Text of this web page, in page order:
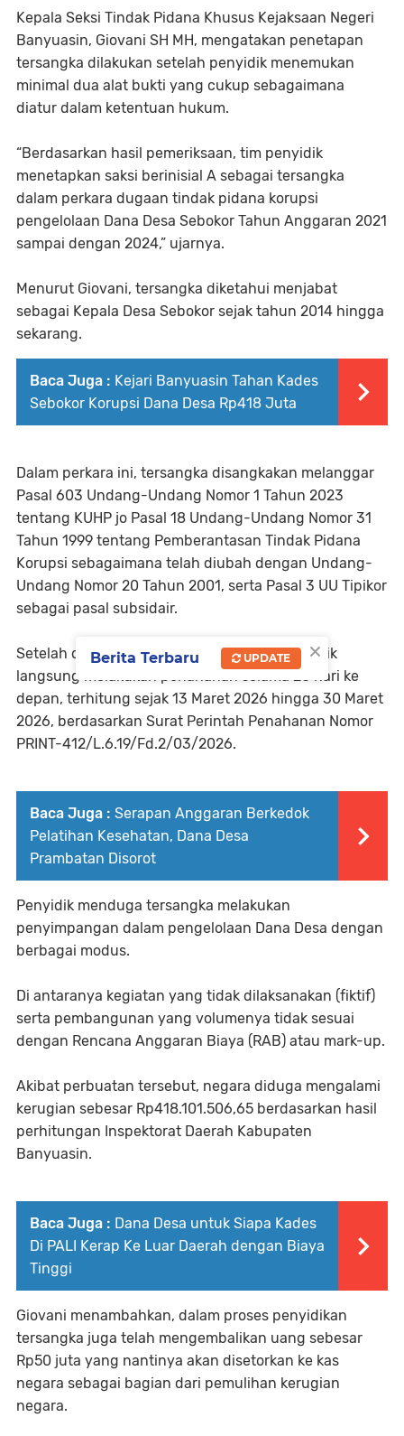
Kepala Seksi Tindak Pidana Khusus Kejaksaan Negeri
Banyuasin, Giovani SH MH, mengatakan penetapan
tersangka dilakukan setelah penyidik menemukan
minimal dua alat bukti yang cukup sebagaimana
diatur dalam ketentuan hukum.
“Berdasarkan hasil pemeriksaan, tim penyidik
menetapkan saksi berinisial A sebagai tersangka
dalam perkara dugaan tindak pidana korupsi
pengelolaan Dana Desa Sebokor Tahun Anggaran 2021
sampai dengan 2024,” ujarnya.
Menurut Giovani, tersangka diketahui menjabat
sebagai Kepala Desa Sebokor sejak tahun 2014 hingga
sekarang.
Baca Juga : Kejari Banyuasin Tahan Kades
Sebokor Korupsi Dana Desa Rp418 Juta
Dalam perkara ini, tersangka disangkakan melanggar
Pasal 603 Undang-Undang Nomor 1 Tahun 2023
tentang KUHP jo Pasal 18 Undang-Undang Nomor 31
Tahun 1999 tentang Pemberantasan Tindak Pidana
Korupsi sebagaimana telah diubah dengan Undang-
Undang Nomor 20 Tahun 2001, serta Pasal 3 UU Tipikor
sebagai pasal subsidair.
Setelah ditetapkan sebagai tersangka, penyidik
langsung melakukan penahanan selama 20 hari ke
depan, terhitung sejak 13 Maret 2026 hingga 30 Maret
2026, berdasarkan Surat Perintah Penahanan Nomor
PRINT-412/L.6.19/Fd.2/03/2026.
Baca Juga : Serapan Anggaran Berkedok
Pelatihan Kesehatan, Dana Desa
Prambatan Disorot
Penyidik menduga tersangka melakukan
penyimpangan dalam pengelolaan Dana Desa dengan
berbagai modus.
Di antaranya kegiatan yang tidak dilaksanakan (fiktif)
serta pembangunan yang volumenya tidak sesuai
dengan Rencana Anggaran Biaya (RAB) atau mark-up.
Akibat perbuatan tersebut, negara diduga mengalami
kerugian sebesar Rp418.101.506,65 berdasarkan hasil
perhitungan Inspektorat Daerah Kabupaten
Banyuasin.
Baca Juga : Dana Desa untuk Siapa Kades
Di PALI Kerap Ke Luar Daerah dengan Biaya
Tinggi
Giovani menambahkan, dalam proses penyidikan
tersangka juga telah mengembalikan uang sebesar
Rp50 juta yang nantinya akan disetorkan ke kas
negara sebagai bagian dari pemulihan kerugian
negara.
×
Berita Terbaru UPDATE